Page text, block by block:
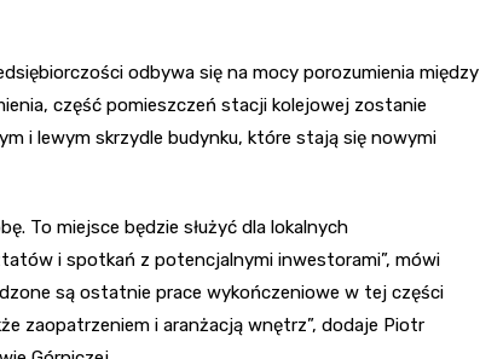
odbywa się na mocy porozumienia między
część pomieszczeń stacji kolejowej zostanie
i lewym skrzydle budynku, które stają się nowymi
To miejsce będzie służyć dla lokalnych
i spotkań z potencjalnymi inwestorami”, mówi
są ostatnie prace wykończeniowe w tej części
zaopatrzeniem i aranżacją wnętrz”, dodaje Piotr